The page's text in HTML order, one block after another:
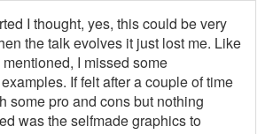
I thought, yes, this could be very
the talk evolves it just lost me. Like
I missed some
If felt after a couple of time
some pro and cons but nothing
was the selfmade graphics to